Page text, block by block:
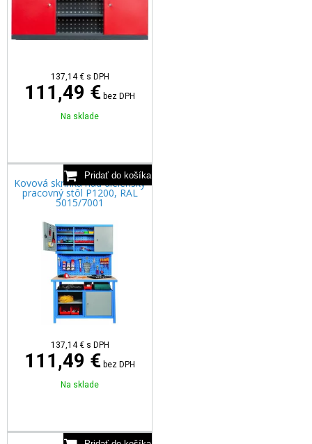
137,14 € s DPH
111,49 € bez DPH
Na sklade
Kovová skrinka nad dielenský
pracovný stôl P1200, RAL
5015/7001
137,14 € s DPH
111,49 € bez DPH
Na sklade